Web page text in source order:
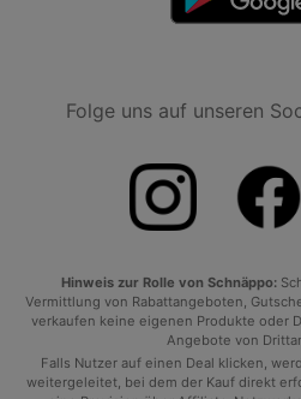
Folge uns auf unseren
Hinweis zur Rolle von Schnäppo:
Vermittlung von Rabattangeboten,
verkaufen keine eigenen Produkte oder
Angebote von
Falls Nutzer auf einen Deal klicken,
weitergeleitet, bei dem der Kauf direkt